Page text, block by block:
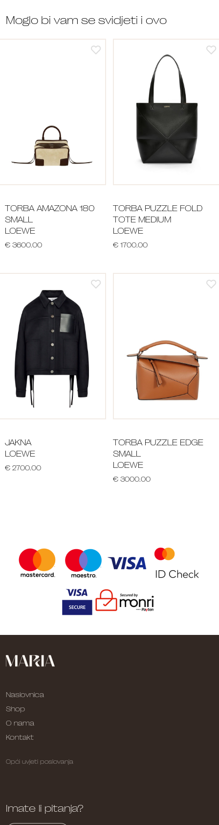
Moglo bi vam se svidjeti i ovo
TORBA AMAZONA 180
SMALL
LOEWE
€ 3600.00
TORBA PUZZLE FOLD
TOTE MEDIUM
LOEWE
€ 1700.00
JAKNA
LOEWE
€ 2700.00
TORBA PUZZLE EDGE
SMALL
LOEWE
€ 3000.00
Naslovnica
Shop
O nama
Kontakt
Opći uvjeti poslovanja
Imate li pitanja?